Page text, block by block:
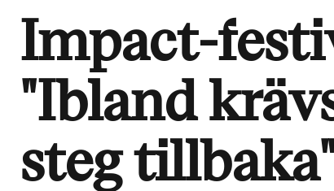
Impact-
"Ibland
steg